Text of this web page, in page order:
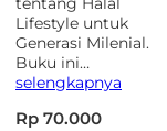
Lifestyle untuk
Generasi Milenial.
Buku ini…
selengkapnya
Rp 70.000